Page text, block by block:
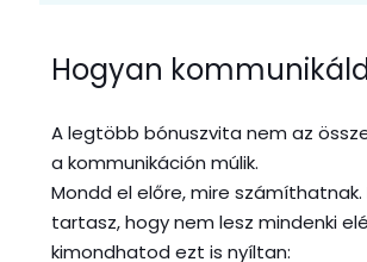
Hogyan
A legtöbb bónuszvita nem az
a kommunikáción múlik.
Mondd el előre, mire
tartasz, hogy nem lesz mindenki
kimondhatod ezt is nyíltan: